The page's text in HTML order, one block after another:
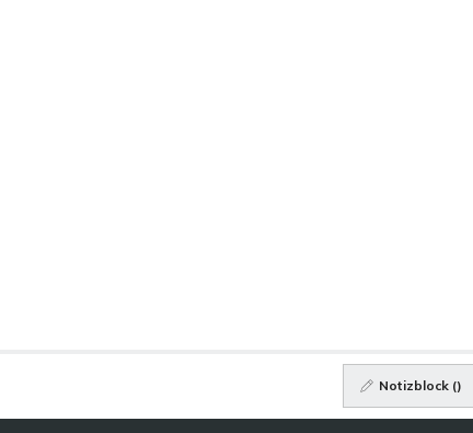
Notizblock ()